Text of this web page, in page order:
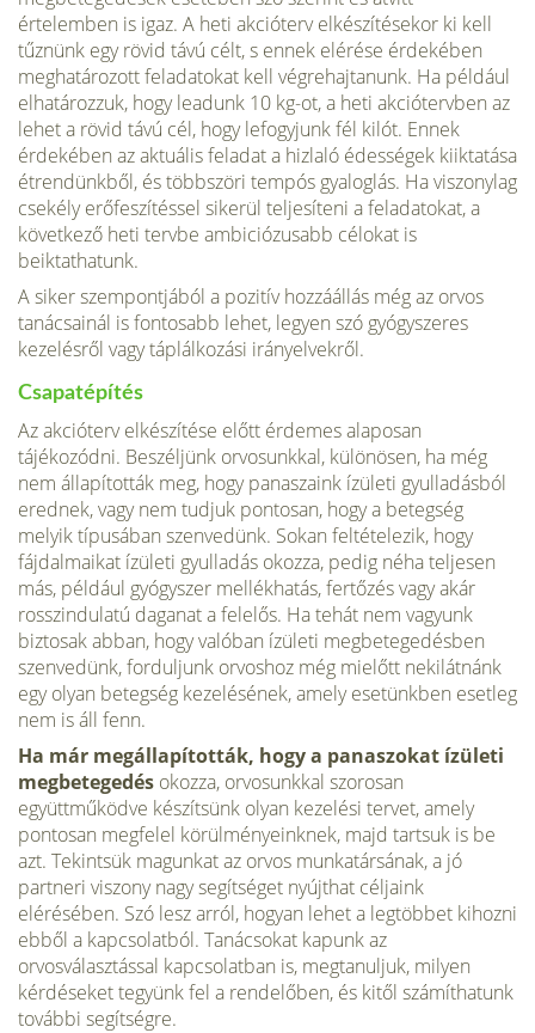
értelemben is igaz. A heti akcióterv elkészítésekor ki kell
tűznünk egy rövid távú célt, s ennek elérése érdekében
meghatározott feladatokat kell végrehajtanunk. Ha például
elhatározzuk, hogy leadunk 10 kg-ot, a heti akciótervben az
lehet a rövid távú cél, hogy lefogyjunk fél kilót. Ennek
érdekében az aktuális feladat a hizlaló édességek kiiktatása
étrendünkből, és többszöri tempós gyaloglás. Ha viszonylag
csekély erőfeszítéssel sikerül teljesíteni a feladatokat, a
következő heti tervbe ambiciózusabb célokat is
beiktathatunk.
A siker szempontjából a pozitív hozzáállás még az orvos
tanácsainál is fontosabb lehet, legyen szó gyógyszeres
kezelésről vagy táplálkozási irányelvekről.
Csapatépítés
Az akcióterv elkészítése előtt érdemes alaposan
tájékozódni. Beszéljünk orvosunkkal, különösen, ha még
nem állapították meg, hogy panaszaink ízületi gyulladásból
erednek, vagy nem tudjuk pontosan, hogy a betegség
melyik típusában szenvedünk. Sokan feltételezik, hogy
fájdalmaikat ízületi gyulladás okozza, pedig néha teljesen
más, például gyógyszer mellékhatás, fertőzés vagy akár
rosszindulatú daganat a felelős. Ha tehát nem vagyunk
biztosak abban, hogy valóban ízületi megbetegedésben
szenvedünk, forduljunk orvoshoz még mielőtt nekilátnánk
egy olyan betegség kezelésének, amely esetünkben esetleg
nem is áll fenn.
Ha már megállapították, hogy a panaszokat ízületi
megbetegedés okozza, orvosunkkal szorosan
együttműködve készítsünk olyan kezelési tervet, amely
pontosan megfelel körülményeinknek, majd tartsuk is be
azt. Tekintsük magunkat az orvos munkatársának, a jó
partneri viszony nagy segítséget nyújthat céljaink
elérésében. Szó lesz arról, hogyan lehet a legtöbbet kihozni
ebből a kapcsolatból. Tanácsokat kapunk az
orvosválasztással kapcsolatban is, megtanuljuk, milyen
kérdéseket tegyünk fel a rendelőben, és kitől számíthatunk
további segítségre.